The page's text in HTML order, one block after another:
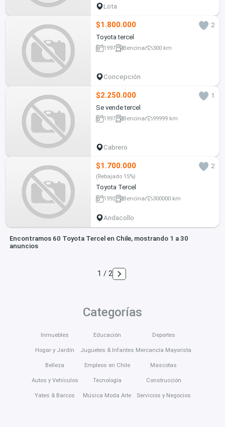
Lota
$1.800.000
2
Toyota tercel
1997 Bencina 300 km
Concepción
$2.250.000
1
Se vende tercel
1997 Bencina 99999 km
Cabrero
$1.700.000 2
(Rebajado 15%)
Toyota Tercel
1992 Bencina 300000 km
Andacollo
Encontramos 60 Toyota Tercel en Chile, mostrando 1 a 30
anuncios
1 / 2
Categorías
Inmuebles
Hogar y Jardín
Belleza
Autos y Vehículos
Yates & Barcos
Educación
Juguetes & Infantes
Empleos en Chile
Tecnología
Música Moda Arte
Deportes
Mercancía Mayorista
Mascotas
Construcción
Servicios y Negocios